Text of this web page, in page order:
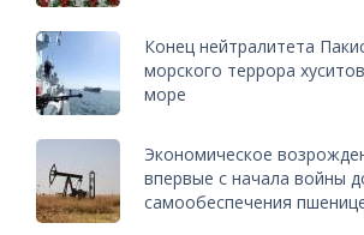
Конец нейтралитета
морского террора
море
Экономическое
впервые с начала войны
самообеспечения